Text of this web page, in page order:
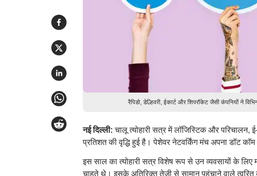
रैपिडो, डेल्हिवरी, ईकार्ट और शिपरॉकेट जैसी कंपनियों ने
नई दिल्ली: चालू त्योहारी सत्र में लॉजिस्टिक और परिचालन,
प्रतिशत की वृद्धि हुई है। पेशेवर नेटवर्किंग मंच अपना डॉट
इस साल का त्योहारी सत्र विशेष रूप से उन व्यवसायों के लिए
चाहते थे। इसके अतिरिक्त तेजी से सामान पहुंचाने वाले त्वरित